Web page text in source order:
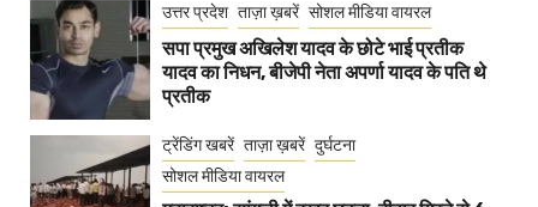
उत्तर प्रदेश ताज़ा ख़बरें सोशल मीडिया वायरल
सपा प्रमुख अखिलेश यादव के छोटे भाई प्रतीक
यादव का निधन, बीजेपी नेता अपर्णा यादव के पति थे
प्रतीक
ट्रेंडिंग खबरें ताज़ा ख़बरें दुर्घटना
सोशल मीडिया वायरल